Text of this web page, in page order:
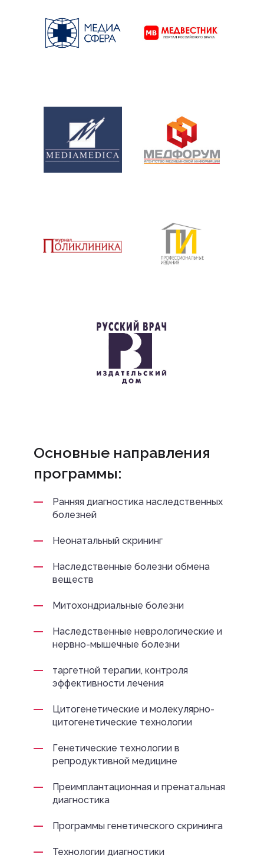
Основные направления
программы:
Ранняя диагностика наследственных
болезней
Неонатальный скрининг
Наследственные болезни обмена
веществ
Митохондриальные болезни
Наследственные неврологические и
нервно-мышечные болезни
таргетной терапии, контроля
эффективности лечения
Цитогенетические и молекулярно-
цитогенетические технологии
Генетические технологии в
репродуктивной медицине
Преимплантационная и пренатальная
диагностика
Программы генетического скрининга
Технологии диагностики